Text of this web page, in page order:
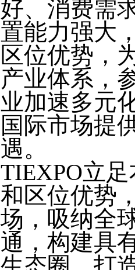
好、消费需
置能力强大
区位优势，
产业体系，
业加速多元
国际市场提
遇。
TIEXPO立
和区位优势
场，吸纳全
通，构建具